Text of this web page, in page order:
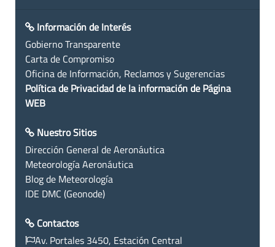
Información de Interés
Gobierno Transparente
Carta de Compromiso
Oficina de Información, Reclamos y Sugerencias
Política de Privacidad de la información de Página
WEB
Nuestro Sitios
Dirección General de Aeronáutica
Meteorología Aeronáutica
Blog de Meteorología
IDE DMC (Geonode)
Contactos
Av. Portales 3450, Estación Central